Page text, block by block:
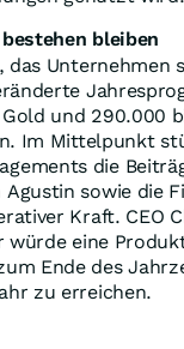
bleiben
Unternehmen
und 290.000
Im Mittelpunkt
die
Agustin sowie die
Kraft. CEO
eine
Ende des
zu erreichen.